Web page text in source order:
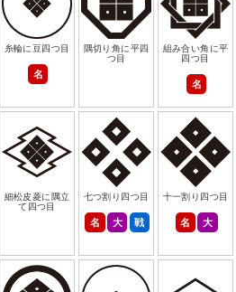
糸輪に豆四つ目
名
隅切り角に平四
つ目
組み合い角に平
四つ目
名
細松皮菱に隅立
て四つ目
七つ割り四つ目
名 大 戦
十一割り四つ目
名 大